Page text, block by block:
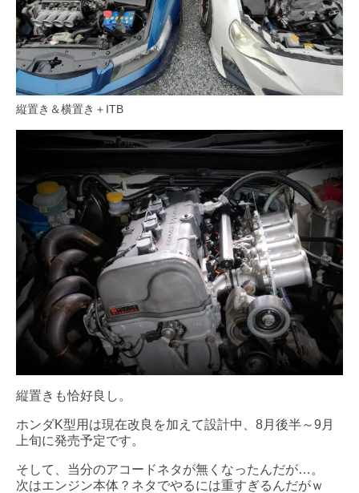
縦置き＆横置き＋ITB
縦置きも恰好良し。
ホンダK型用は現在改良を加えて設計中、8月後半～9月
上旬に発売予定です。
そして、当分のアコードネタが無くなったんだが…。
次はエンジン本体？ネタでやるには重すぎるんだがｗ